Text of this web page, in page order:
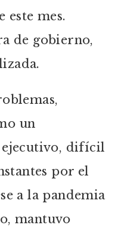
este mes.
de gobierno,
un
ejecutivo, difícil
por el
a la pandemia
mantuvo